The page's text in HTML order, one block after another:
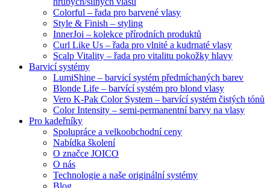
Colorful – řada pro barvené vlasy
Style & Finish – styling
InnerJoi – kolekce přírodních produktů
Curl Like Us – řada pro vlnité a kudrnaté vlasy
Scalp Vitality – řada pro vitalitu pokožky hlavy
Barvicí systémy
LumiShine – barvicí systém předmíchaných barev
Blonde Life – barvící systém pro blond vlasy
Vero K-Pak Color System – barvící systém čistých tónů
Color Intensity – semi-permanentní barvy na vlasy
Pro kadeřníky
Spolupráce a velkoobchodní ceny
Nabídka školení
O značce JOICO
O nás
Technologie a naše originální systémy
Blog